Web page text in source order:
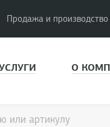
Продажа и производство
О